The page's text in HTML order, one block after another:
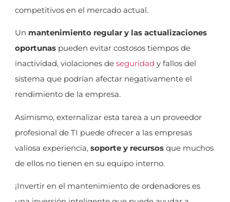
competitivos en el mercado actual.
Un mantenimiento regular y las actualizaciones
oportunaspueden evitar costosos tiempos de
inactividad, violaciones de seguridad y fallos del
sistema que podrían afectar negativamente el
rendimiento de la empresa.
Asimismo, externalizar esta tarea a un proveedor
profesional de TI puede ofrecer a las empresas
valiosa experiencia, soporte y recursosque muchos
de ellos no tienen en su equipo interno.
¡Invertir en el mantenimiento de ordenadores es